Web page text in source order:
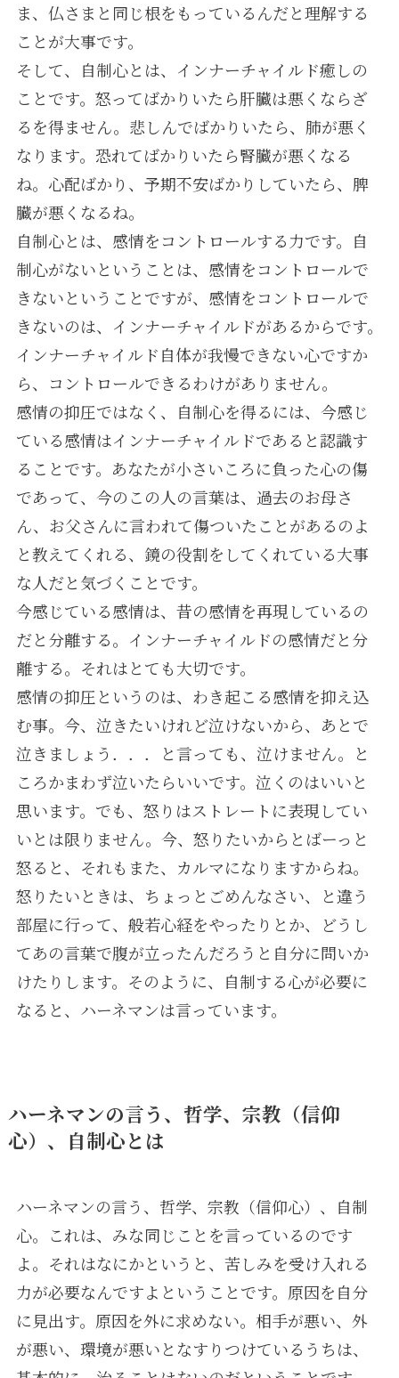
ま、仏さまと同じ根をもっているんだと理解する
ことが大事です。
そして、自制心とは、インナーチャイルド癒しの
ことです。怒ってばかりいたら肝臓は悪くならざ
るを得ません。悲しんでばかりいたら、肺が悪く
なります。恐れてばかりいたら腎臓が悪くなる
ね。心配ばかり、予期不安ばかりしていたら、脾
臓が悪くなるね。
自制心とは、感情をコントロールする力です。自
制心がないということは、感情をコントロールで
きないということですが、感情をコントロールで
きないのは、インナーチャイルドがあるからです。
インナーチャイルド自体が我慢できない心ですか
ら、コントロールできるわけがありません。
感情の抑圧ではなく、自制心を得るには、今感じ
ている感情はインナーチャイルドであると認識す
ることです。あなたが小さいころに負った心の傷
であって、今のこの人の言葉は、過去のお母さ
ん、お父さんに言われて傷ついたことがあるのよ
と教えてくれる、鏡の役割をしてくれている大事
な人だと気づくことです。
今感じている感情は、昔の感情を再現しているの
だと分離する。インナーチャイルドの感情だと分
離する。それはとても大切です。
感情の抑圧というのは、わき起こる感情を抑え込
む事。今、泣きたいけれど泣けないから、あとで
泣きましょう．．．と言っても、泣けません。と
ころかまわず泣いたらいいです。泣くのはいいと
思います。でも、怒りはストレートに表現してい
いとは限りません。今、怒りたいからとばーっと
怒ると、それもまた、カルマになりますからね。
怒りたいときは、ちょっとごめんなさい、と違う
部屋に行って、般若心経をやったりとか、どうし
てあの言葉で腹が立ったんだろうと自分に問いか
けたりします。そのように、自制する心が必要に
なると、ハーネマンは言っています。
ハーネマンの言う、哲学、宗教（信仰
心）、自制心とは
ハーネマンの言う、哲学、宗教（信仰心）、自制
心。これは、みな同じことを言っているのです
よ。それはなにかというと、苦しみを受け入れる
力が必要なんですよということです。原因を自分
に見出す。原因を外に求めない。相手が悪い、外
が悪い、環境が悪いとなすりつけているうちは、